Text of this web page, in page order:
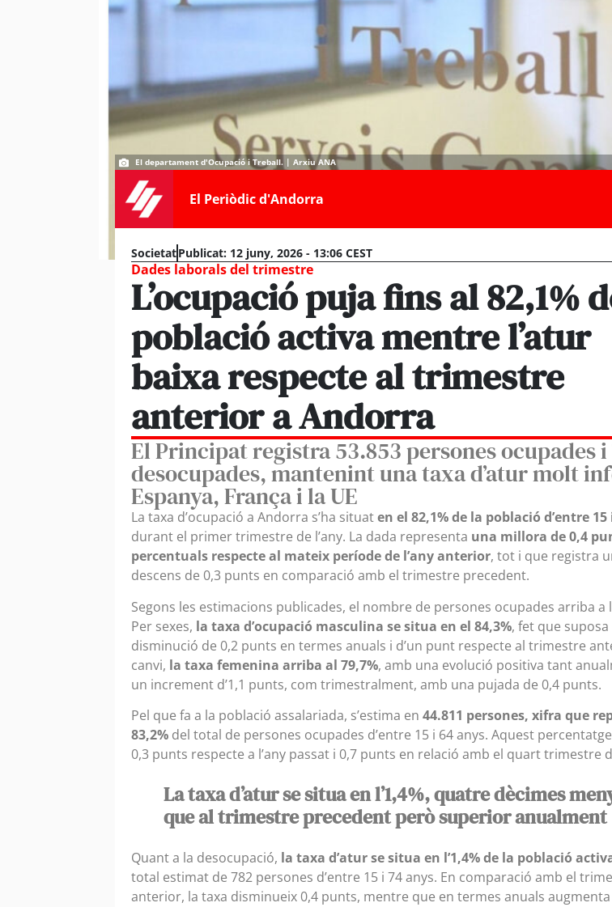
El departament d'Ocupació i Treball. | Arxiu ANA
El Periòdic d'Andorra
SocietatPublicat: 12 juny, 2026 - 13:06 CEST
Dades laborals del trimestre
L’ocupació puja fins al 82,1%
població activa mentre l’atur
baixa respecte al trimestre
anterior a Andorra
El Principat registra 53.853 persones ocupades i
desocupades, mantenint una taxa d’atur molt
Espanya, França i la UE
La taxa d’ocupació a Andorra s’ha situaten el 82,1% de la població d’entre 15
durant el primer trimestre de l’any. La dada representa una millora de 0,4
percentuals respecte al mateix període de l’any anterior, tot i que registra
descens de 0,3 punts en comparació amb el trimestre precedent.
Segons les estimacions publicades, el nombre de persones ocupades arriba a
Per sexes, la taxa d’ocupació masculina se situa en el 84,3%, fet que suposa
disminució de 0,2 punts en termes anuals i d’un punt respecte al trimestre
canvi, la taxa femenina arriba al 79,7%, amb una evolució positiva tant
un increment d’1,1 punts, com trimestralment, amb una pujada de 0,4 punts.
Pel que fa a la població assalariada, s’estima en 44.811 persones, xifra que
83,2% del total de persones ocupades d’entre 15 i 64 anys. Aquest
0,3 punts respecte a l’any passat i 0,7 punts en relació amb el quart trimestre
La taxa d’atur se situa en l’1,4%, quatre dècimes
que al trimestre precedent però superior anualment
Quant a la desocupació, la taxa d’atur se situa en l’1,4% de la població
total estimat de 782 persones d’entre 15 i 74 anys. En comparació amb el
anterior, la taxa disminueix 0,4 punts, mentre que en termes anuals